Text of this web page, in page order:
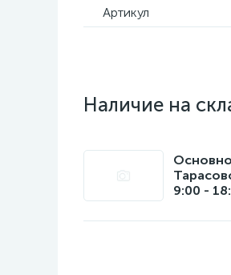
Артикул
Наличие на
9:00 -